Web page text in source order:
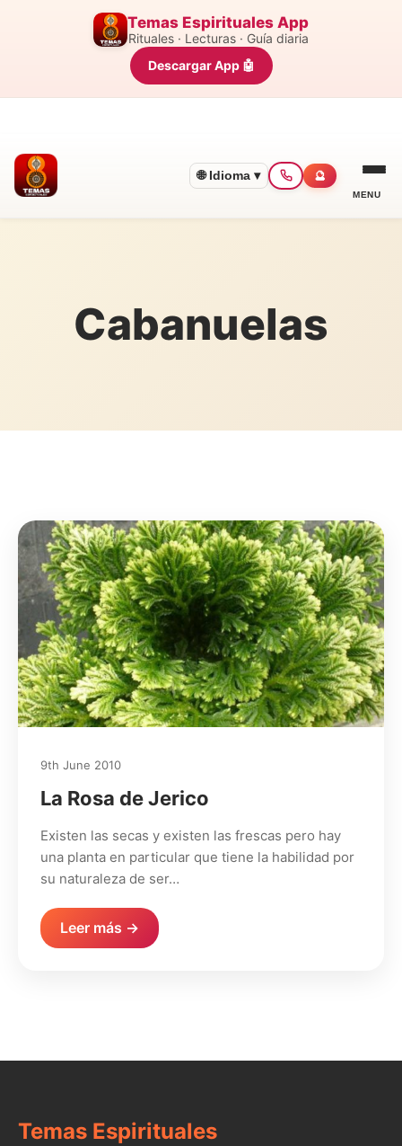
Temas Espirituales App
Rituales · Lecturas · Guía diaria
Descargar App 🤖
🌐 Idioma ▾ 🔮
MENU
Cabanuelas
9th June 2010
La Rosa de Jerico
Existen las secas y existen las frescas pero hay
una planta en particular que tiene la habilidad por
su naturaleza de ser…
Leer más →
Temas Espirituales